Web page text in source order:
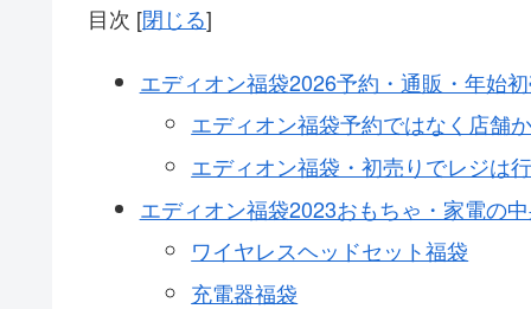
目次 [閉じる]
エディオン福袋2026予約・通販・年始
エディオン福袋予約ではなく店舗
エディオン福袋・初売りでレジは
エディオン福袋2023おもちゃ・家電の
ワイヤレスヘッドセット福袋
充電器福袋